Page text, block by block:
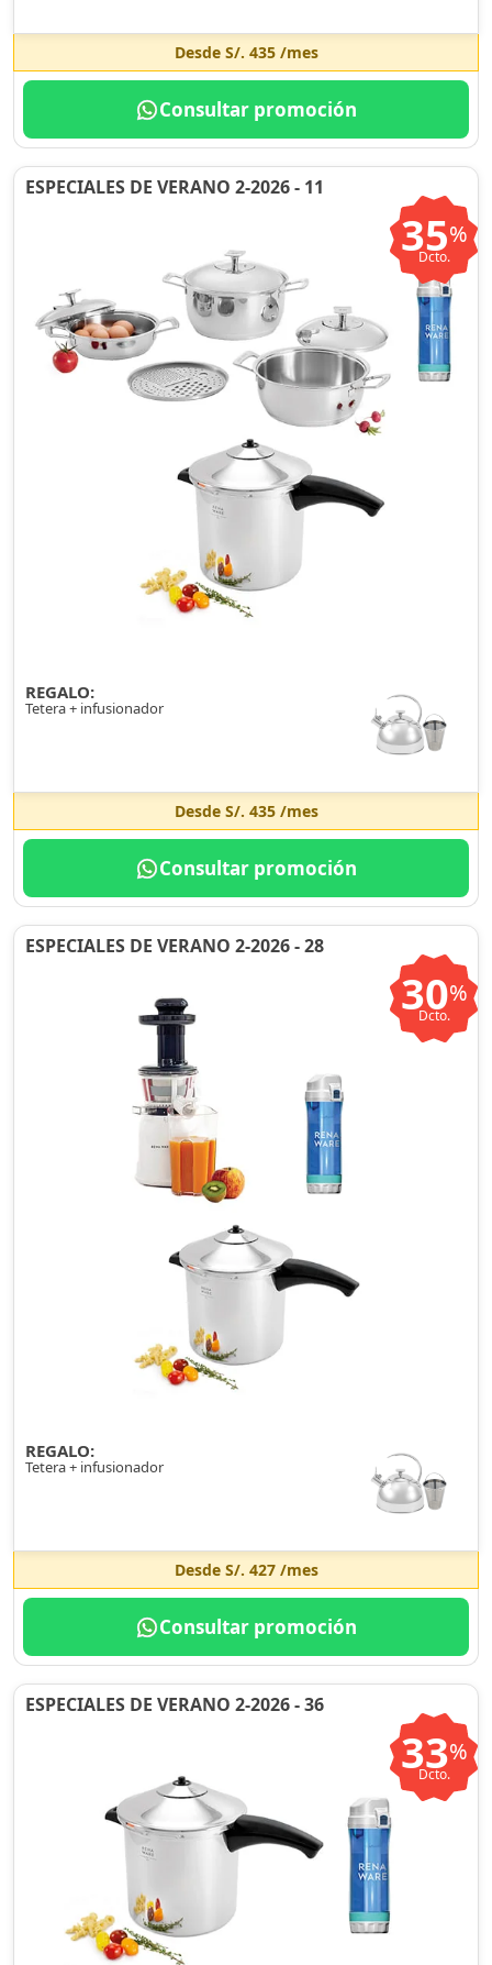
Desde S/. 435/mes
Consultar promoción
ESPECIALES DE VERANO 2-2026 - 11
35%
Dcto.
REGALO:
Tetera + infusionador
Desde S/. 435/mes
Consultar promoción
ESPECIALES DE VERANO 2-2026 - 28
30%
Dcto.
REGALO:
Tetera + infusionador
Desde S/. 427/mes
Consultar promoción
ESPECIALES DE VERANO 2-2026 - 36
33%
Dcto.